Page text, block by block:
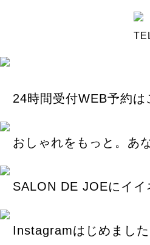
24時間受付WEB予約は
おしゃれをもっと。あ
SALON DE JOEにイイ
Instagramはじめました